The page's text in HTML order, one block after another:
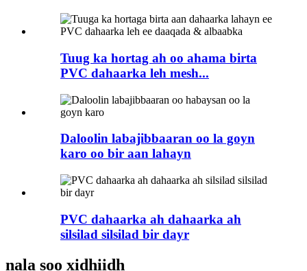
Tuug ka hortag ah oo ahama birta
PVC dahaarka leh mesh...
Daloolin labajibbaaran oo la goyn
karo oo bir aan lahayn
PVC dahaarka ah dahaarka ah
silsilad silsilad bir dayr
nala soo xidhiidh